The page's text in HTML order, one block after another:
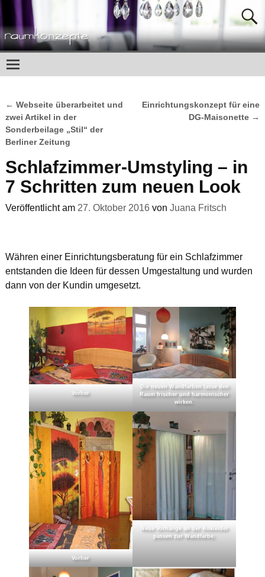
Artikelnavigation
← Webseite überarbeitet und
zwei Artikel in der
Sonderbeilage „Stil“ der
Berliner Zeitung
Einrichtungskonzept für eine
DG-Maisonette →
Schlafzimmer-Umstyling – in
7 Schritten zum neuen Look
Veröffentlicht am 27. Oktober 2016 von Juana Fritsch
Währen einer Einrichtungsberatung für ein Schlafzimmer
entstanden die Ideen für dessen Umgestaltung und wurden
dann von der Kundin umgesetzt.
Vorher
Die neuen Wandfarben lasse den
Raum frischer und harmonischer
wirken.
Vorher
Neue Vorhänge an der Ankleider
passen zur Wandfarbe.